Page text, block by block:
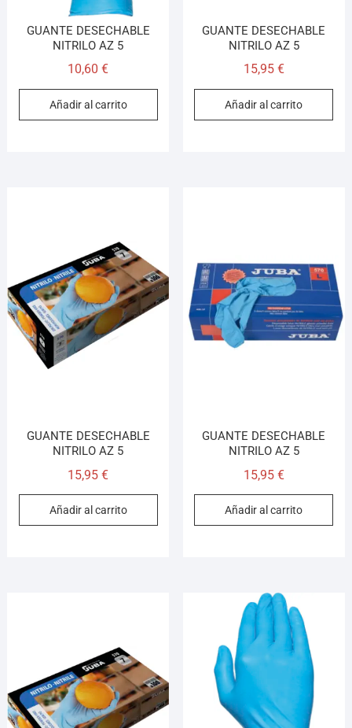
GUANTE DESECHABLE
NITRILO AZ 5
10,60€
Añadir al carrito
GUANTE DESECHABLE
NITRILO AZ 5
15,95 €
Añadir al carrito
GUANTE DESECHABLE
NITRILO AZ 5
15,95€
Añadir al carrito
GUANTE DESECHABLE
NITRILO AZ 5
15,95 €
Añadir al carrito